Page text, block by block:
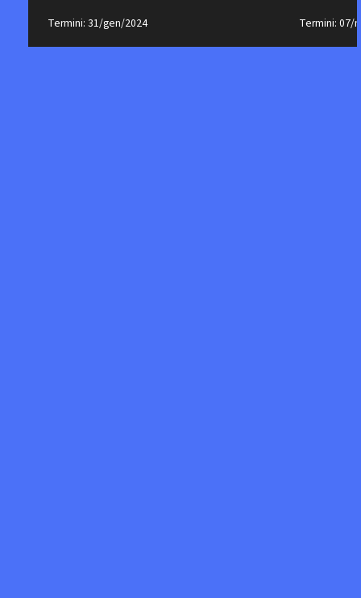
Termini: 31/gen/2024 Termini: 07/